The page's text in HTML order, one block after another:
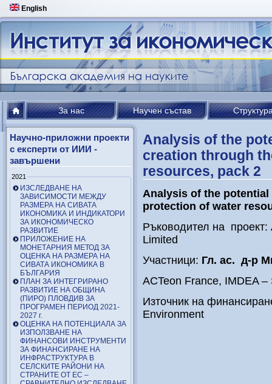
English
За нас Научен състав
Научно-приложни проекти
с експерти от ИИИ -
завършени
2021
ИЗСЛЕДВАНЕ НА
ЗАВИСИМОСТИ МЕЖДУ
РАЗМЕРА НА СИВАТА
ИКОНОМИКА И ИНДИКАТОРИ
ЗА ИКОНОМИЧЕСКО
РАЗВИТИЕ
ПРИЛОЖЕНИЕ НА
МОНЕТАРНИЯ МЕТОД ЗА
ОЦЕНКА НА РАЗМЕРА НА
СИВАТА ИКОНОМИКА В
БЪЛГАРИЯ
ПЛАН ЗА ИНТЕГРИРАНО
РАЗВИТИЕ НА ОБЩИНА
(ПИРО) ПЛОВДИВ ЗА
ПРОГРАМЕН ПЕРИОД 2021-
2027 г.
ОЦЕНКА НА ПОТЕНЦИАЛА ЗА
ИЗПОЛЗВАНЕ НА
ФИНАНСОВИ ИНСТРУМЕНТИ
ЗА ФИНАНСИРАНЕ НА
ИНФРАСТРУКТУРА В
СЕЛСКИТЕ РАЙОНИ НА
СТРАНИТЕ ОТ ЕС –
Analysis of the
creation through
resources, pack 2
Analysis of the
protection of water
Ръководител на
Limited
Участници: Гл. ас. д-р
ACTeon France, IMDEA
Източник на
Environment